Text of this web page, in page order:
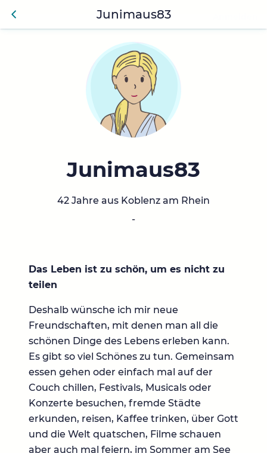
Zurü
Junimaus83
Junimaus83
42 Jahre aus Koblenz am Rhein
-
Das Leben ist zu schön, um es nicht zu
teilen
Deshalb wünsche ich mir neue
Freundschaften, mit denen man all die
schönen Dinge des Lebens erleben kann.
Es gibt so viel Schönes zu tun. Gemeinsam
essen gehen oder einfach mal auf der
Couch chillen, Festivals, Musicals oder
Konzerte besuchen, fremde Städte
erkunden, reisen, Kaffee trinken, über Gott
und die Welt quatschen, Filme schauen
aber auch mal feiern, im Sommer am See